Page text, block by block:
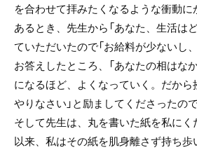
を合わせて拝みたくなるような衝動に
あるとき、先生から「あなた、生活は
ていただいたので「お給料が少ないし
お答えしたところ、「あなたの相はな
になるほど、よくなっていく。だか
やりなさい」と励ましてくださったので
そして先生は、丸を書いた紙を私にく
以来、私はその紙を肌身離さず持ち歩